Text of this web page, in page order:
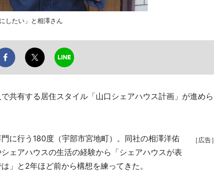
したい」と相澤さん
共有する居住スタイル「山口シェアハウス計画」が進めら
［広告］
に行う180度（宇部市宮地町）。同社の相澤洋佑
ェアハウスの生活の経験から「シェアハウスが表
」と2年ほど前から構想を練ってきた。